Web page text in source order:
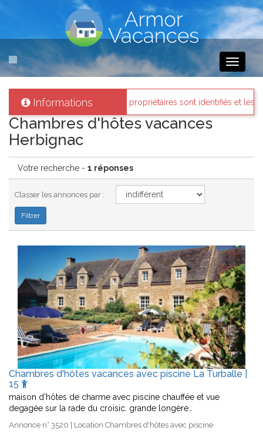
Toggle
Informations
vacances: Tous les propriétaires sont identifiés et les biens
Chambres d'hôtes vacances
Herbignac
Votre recherche - 1 réponses
Classer les annonces par :
Chambres d'hôtes vacances avec piscine La Turballe |
15
maison d'hôtes de charme avec piscine chauffée et vue
degagée sur la rade du croisic. grande longère…
Annonce n° 3520 | Location Chambres d'hôtes avec piscine